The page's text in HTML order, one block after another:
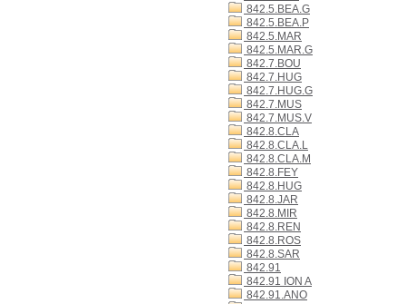
842.5.BEA.G
842.5.BEA.P
842.5.MAR
842.5.MAR.G
842.7.BOU
842.7.HUG
842.7.HUG.G
842.7.MUS
842.7.MUS.V
842.8.CLA
842.8.CLA.L
842.8.CLA.M
842.8.FEY
842.8.HUG
842.8.JAR
842.8.MIR
842.8.REN
842.8.ROS
842.8.SAR
842.91
842.91 ION A
842.91.ANO